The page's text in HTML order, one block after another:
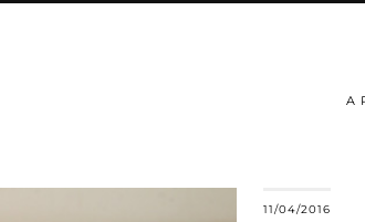
A
11/04/2016